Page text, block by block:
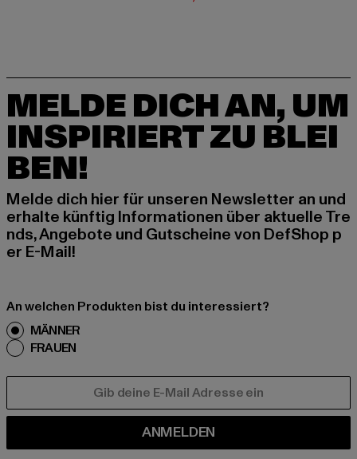
MELDE DICH AN, UM
INSPIRIERT ZU BLEI
BEN!
Melde dich hier für unseren Newsletter an und
erhalte künftig Informationen über aktuelle Tre
nds, Angebote und Gutscheine von DefShop p
er E-Mail!
An welchen Produkten bist du interessiert?
MÄNNER
FRAUEN
ANMELDEN